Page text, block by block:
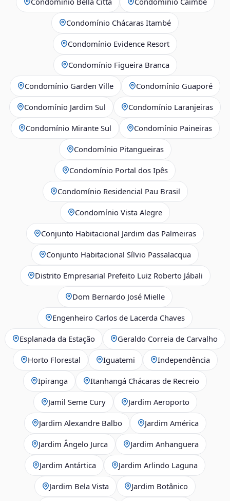
Condomínio Chácaras Itambé
Condomínio Evidence Resort
Condomínio Figueira Branca
Condomínio Garden Ville Condomínio Guaporé
Condomínio Jardim Sul Condomínio Laranjeiras
Condomínio Mirante Sul Condomínio Paineiras
Condomínio Pitangueiras
Condomínio Portal dos Ipês
Condomínio Residencial Pau Brasil
Condomínio Vista Alegre
Conjunto Habitacional Jardim das Palmeiras
Conjunto Habitacional Sílvio Passalacqua
Distrito Empresarial Prefeito Luiz Roberto Jábali
Dom Bernardo José Mielle
Engenheiro Carlos de Lacerda Chaves
Esplanada da Estação Geraldo Correia de Carvalho
Horto Florestal Iguatemi Independência
Ipiranga Itanhangá Chácaras de Recreio
Jamil Seme Cury Jardim Aeroporto
Jardim Alexandre Balbo Jardim América
Jardim Ângelo Jurca Jardim Anhanguera
Jardim Antártica Jardim Arlindo Laguna
Jardim Bela Vista Jardim Botânico